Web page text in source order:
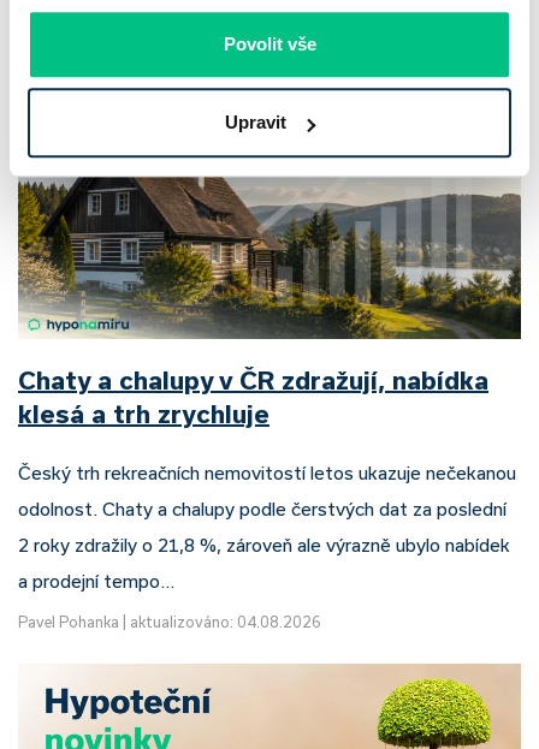
Povolit vše
Upravit
aktualizováno: 10.08.2026
Chaty a chalupy v ČR zdražují, nabídka
klesá a trh zrychluje
Český trh rekreačních nemovitostí letos ukazuje nečekanou
odolnost. Chaty a chalupy podle čerstvých dat za poslední
2 roky zdražily o 21,8 %, zároveň ale výrazně ubylo nabídek
a prodejní tempo…
Pavel Pohanka aktualizováno: 04.08.2026